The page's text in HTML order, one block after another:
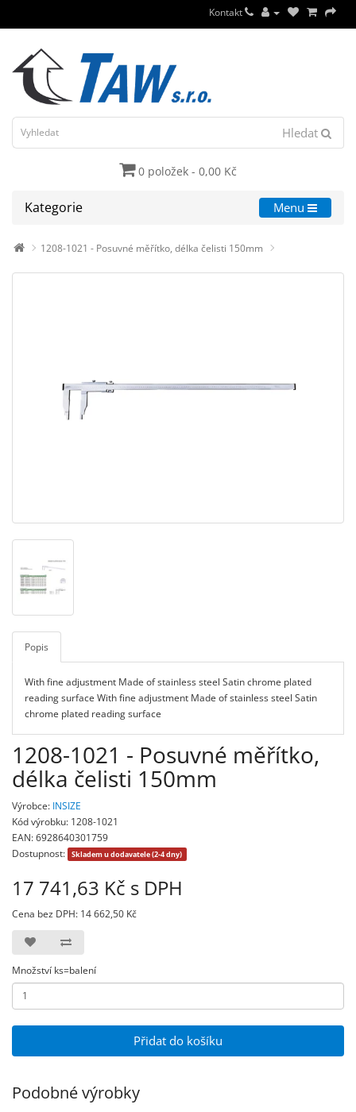
Kontakt
Hledat
0 položek - 0,00 Kč
Kategorie Menu
1208-1021 - Posuvné měřítko, délka čelisti 150mm
Popis
With fine adjustment Made of stainless steel Satin chrome plated
reading surface With fine adjustment Made of stainless steel Satin
chrome plated reading surface
1208-1021 - Posuvné měřítko,
délka čelisti 150mm
Výrobce: INSIZE
Kód výrobku: 1208-1021
EAN: 6928640301759
Dostupnost:
Skladem u dodavatele (2-4 dny)
17 741,63 Kč s DPH
Cena bez DPH: 14 662,50 Kč
Množství ks=balení
Přidat do košíku
Podobné výrobky